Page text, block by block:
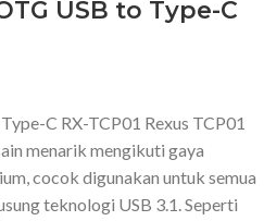
USB to Type-C
C RX-TCP01 Rexus TCP01
menarik mengikuti gaya
cocok digunakan untuk semua
teknologi USB 3.1. Seperti